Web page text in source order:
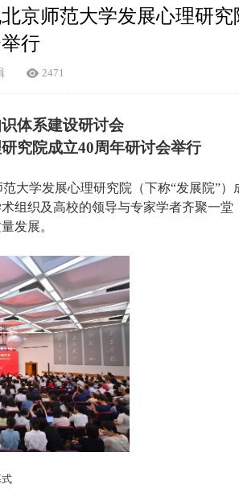
京师范大学发展心理研究
行
2471
体系建设研讨会
究院成立40周年研讨会举行
大学发展心理研究院（下称“发展院”）
组织及高校的领导与专家学者齐聚一堂
发展。